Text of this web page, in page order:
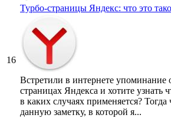
16
Турбо-страницы Яндекс: что это
Встретили в интернете упоминание
страницах Яндекса и хотите узнать
в каких случаях применяется? Тогда
данную заметку, в которой я...